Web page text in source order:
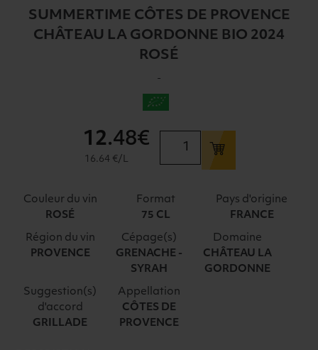
SUMMERTIME CÔTES DE PROVENCE
CHÂTEAU LA GORDONNE BIO 2024
ROSÉ
-
SUMMERTIME
CHÂTEAU
LA
GORDONNE
BIO
2024
ROSÉ
12.48€
16.64 €/L
Couleur du vin
ROSÉ
Format
75 CL
Pays d'origine
FRANCE
Région du vin
PROVENCE
Cépage(s)
GRENACHE -
SYRAH
Domaine
CHÂTEAU LA
GORDONNE
Suggestion(s)
d'accord
GRILLADE
Appellation
CÔTES DE
PROVENCE